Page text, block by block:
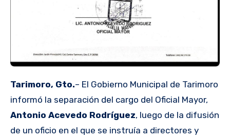
Tarimoro, Gto.– El Gobierno Municipal de Tarimoro
informó la separación del cargo del Oficial Mayor,
Antonio Acevedo Rodríguez, luego de la difusión
de un oficio en el que se instruía a directores y